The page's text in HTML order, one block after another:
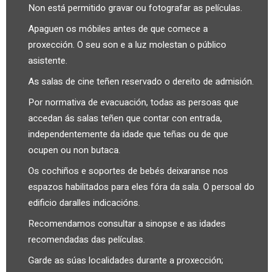
Non está permitido gravar ou fotografar as películas.
Apaguen os móbiles antes de que comece a
proxección. O seu son e a luz molestan o público
asistente.
As salas de cine teñen reservado o dereito de admisión.
Por normativa de evacuación, todas as persoas que
accedan ás salas teñen que contar con entrada,
independentemente da idade que teñas ou de que
ocupen ou non butaca.
Os cochiños e soportes de bebés deixaranse nos
espazos habilitados para eles fóra da sala. O persoal do
edificio daralles indicacións.
Recomendamos consultar a sinopse e as idades
recomendadas das películas.
Garde as súas localidades durante a proxección;